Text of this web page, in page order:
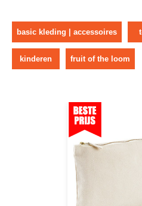
basic kleding | accessoires
kinderen fruit of the loom